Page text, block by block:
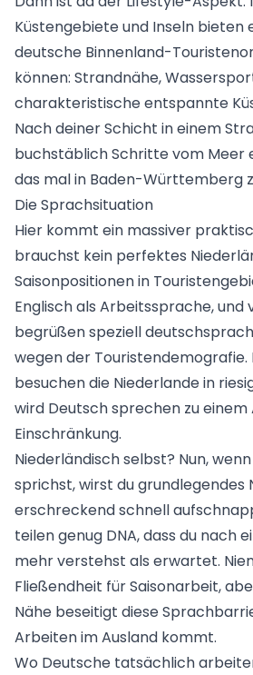
Küstengebiete und Inseln bieten
deutsche Binnenland-
können: Strandnähe,
charakteristische entspannte
Nach deiner Schicht in einem
buchstäblich Schritte vom Meer
das mal in Baden-Württemberg
Die Sprachsituation
Hier kommt ein massiver
brauchst kein perfektes
Saisonpositionen in
Englisch als Arbeitssprache,
begrüßen speziell
wegen der Touristendemografie.
besuchen die Niederlande in
wird Deutsch sprechen zu
Einschränkung.
Niederländisch selbst? Nun,
sprichst, wirst du grundlegendes
erschreckend schnell
teilen genug DNA, dass du nach
mehr verstehst als erwartet.
Fließendheit für Saisonarbeit,
Nähe beseitigt diese
Arbeiten im Ausland kommt.
Wo Deutsche tatsächlich